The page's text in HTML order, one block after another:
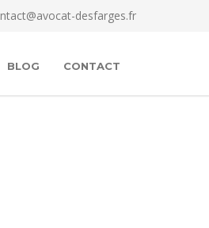
desfarges.fr
BLOG CONTACT